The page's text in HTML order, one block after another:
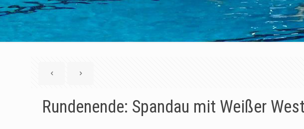
Rundenende: Spandau mit Weißer